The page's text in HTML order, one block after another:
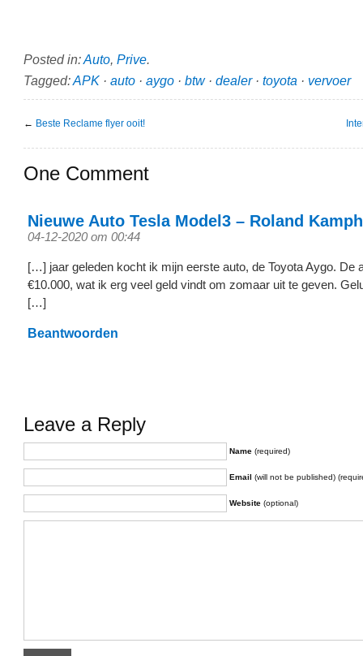
Posted in:Auto, Prive.
Tagged:APK · auto · aygo · btw· dealer· toyota · vervoer
← Beste Reclame flyer ooit!
One Comment
Nieuwe Auto Tesla Model3 – Roland
04-12-2020 om 00:44
[…] jaar geleden kocht ik mijn eerste auto, de Toyota Aygo. De
€10.000, wat ik erg veel geld vindt om zomaar uit te geven.
[…]
Beantwoorden
Leave a Reply
Name (required)
Email (will not be published)
Website (optional)